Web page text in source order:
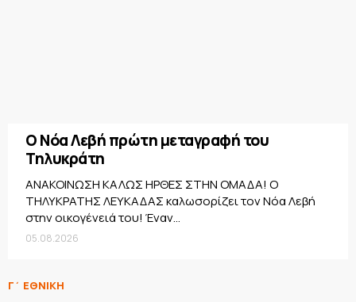
Ο Νόα Λεβή πρώτη μεταγραφή του
Τηλυκράτη
ΑΝΑΚΟΙΝΩΣΗ ΚΑΛΩΣ ΗΡΘΕΣ ΣΤΗΝ ΟΜΑΔΑ! Ο
ΤΗΛΥΚΡΑΤΗΣ ΛΕΥΚΑΔΑΣ καλωσορίζει τον Νόα Λεβή
στην οικογένειά του! Έναν...
05.08.2026
Γ΄ ΕΘΝΙΚΗ